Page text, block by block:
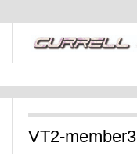
VT2-member3